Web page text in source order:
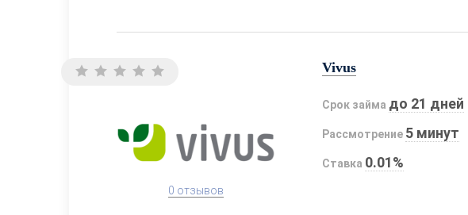
0 отзывов
Vivus
Срок займа до 21 дней
Рассмотрение 5 минут
Ставка 0.01%